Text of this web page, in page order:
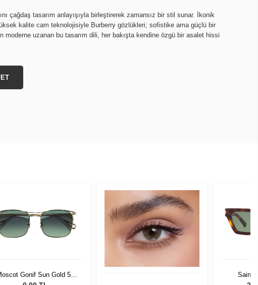
çağdaş tasarım anlayışıyla birleştirerek zamansız bir stil sunar. İkonik
kalite cam teknolojisiyle Burberry gözlükleri; sofistike ama güçlü bir
moderne uzanan bu tasarım dili, her bakışta kendine özgü bir asalet hissi
Gonif Sun Gold 54
Saint